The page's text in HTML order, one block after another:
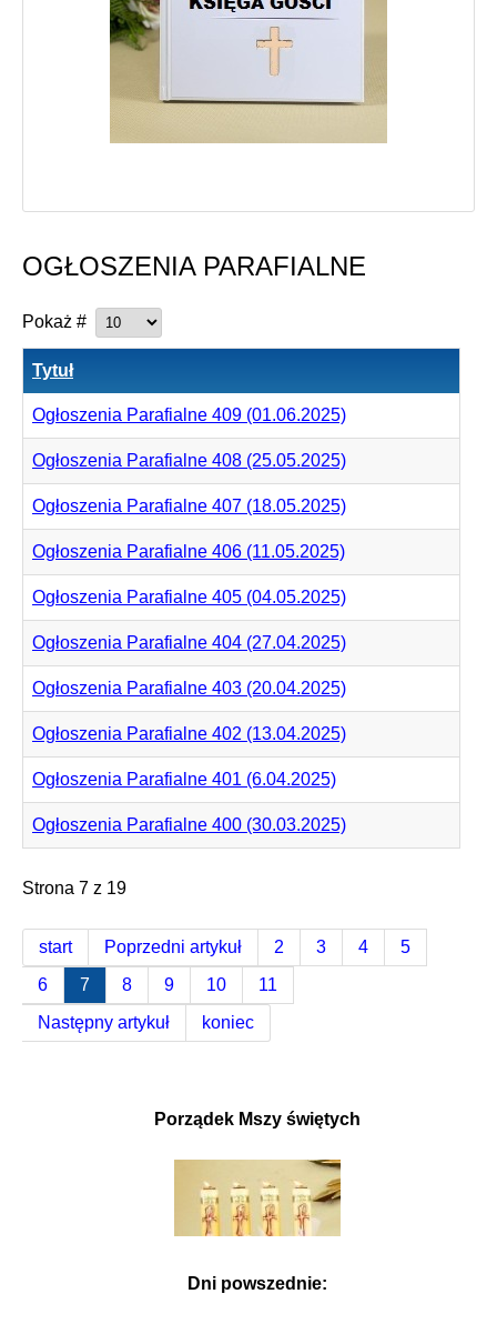
OGŁOSZENIA PARAFIALNE
Pokaż #
Tytuł
Ogłoszenia Parafialne 409 (01.06.2025)
Ogłoszenia Parafialne 408 (25.05.2025)
Ogłoszenia Parafialne 407 (18.05.2025)
Ogłoszenia Parafialne 406 (11.05.2025)
Ogłoszenia Parafialne 405 (04.05.2025)
Ogłoszenia Parafialne 404 (27.04.2025)
Ogłoszenia Parafialne 403 (20.04.2025)
Ogłoszenia Parafialne 402 (13.04.2025)
Ogłoszenia Parafialne 401 (6.04.2025)
Ogłoszenia Parafialne 400 (30.03.2025)
Strona 7 z 19
start Poprzedni artykuł 2 3 4
5
6
7 8 9 10
11
Następny artykuł
koniec
Porządek Mszy świętych
Dni powszednie: